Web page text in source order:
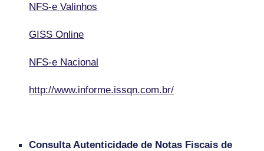
NFS-e Valinhos
GISS Online
NFS-e Nacional
http://www.informe.issqn.com.br/
Consulta Autenticidade de Notas Fiscais de